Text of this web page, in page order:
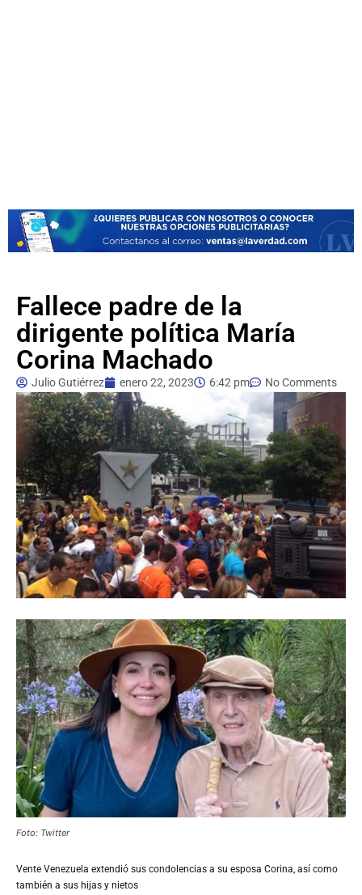
Fallece padre de la
dirigente política María
Corina Machado
Julio Gutiérrez enero 22, 2023 6:42 pm No Comments
Foto: Twitter
Vente Venezuela extendió sus condolencias a su esposa Corina, así como
también a sus hijas y nietos